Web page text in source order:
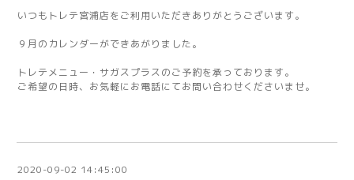
いつもトレテ宮浦店をご利用いただきありがとうございます。
９月のカレンダーができあがりました。
トレテメニュー・サガスプラスのご予約を承っております。
ご希望の日時、お気軽にお電話にてお問い合わせくださいませ。
2020-09-02 14:45:00